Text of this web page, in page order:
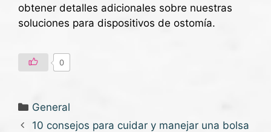
obtener detalles adicionales sobre nuestras
soluciones para dispositivos de ostomía.
0
General
10 consejos para cuidar y manejar una bolsa